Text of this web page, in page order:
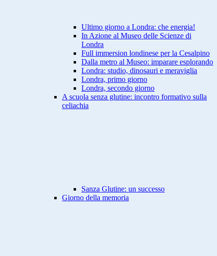
Ultimo giorno a Londra: che energia!
In Azione al Museo delle Scienze di
Londra
Full immersion londinese per la Cesalpino
Dalla metro al Museo: imparare esplorando
Londra: studio, dinosauri e meraviglia
Londra, primo giorno
Londra, secondo giorno
A scuola senza glutine: incontro formativo sulla
celiachia
Sanza Glutine: un successo
Giorno della memoria